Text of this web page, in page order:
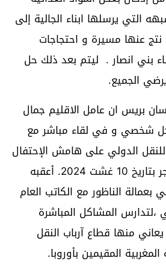
التي يرسلها ابناء الجالية إلى
عنها مسيرة و احتجاجات
بني انصار . ليتم بعد ذلك حل
الجميع.
بريس ان عامل الاقليم جمال
شخصي و في لقاء مباشر مع
للنقل الدولي على هامش الإحتفال
باليوم الوطني للمهاجر بتاريخ 10 غشت 2024. أعقبه
الناظور مع الكاتب العام
،لتدارس المشاكل المباشرة
منها قطاع آرباب النقل
المقيمين بأوروبا.